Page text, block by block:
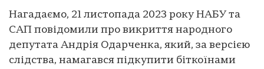
Нагадаємо, 21 листопада 2023 року НАБУ та
САП повідомили про викриття народного
депутата Андрія Одарченка, який, за версією
слідства, намагався підкупити біткоїнами